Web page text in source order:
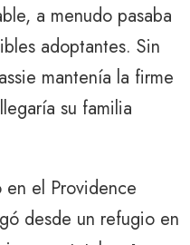
a menudo pasaba
adoptantes. Sin
mantenía la firme
su familia
en el Providence
desde un refugio en